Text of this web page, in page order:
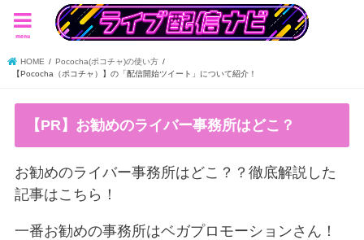
menu
HOME
Pococha(ポコチャ)の使い方
【Pococha（ポコチャ）】の「配信開始ツイート」について紹介！
【PR】お勧めのライバー事務所はどこ？
お勧めのライバー事務所はどこ？？徹底解説した
記事はこちら！
一番お勧めの事務所はベガプロモーションさん！